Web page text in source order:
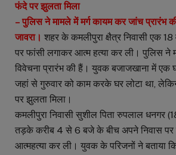
फंदे पर झुलता मिला
– पुलिस ने मामले में मर्ग कायम कर जांच प्रारंभ
जावरा। शहर के कमलीपुरा क्षैत्र निवासी एक
पर फांसी लगाकर आत्म हत्या कर ली। पुलिस ने
विवेचना प्रारंभ की हैं। युवक बजाजखाना में एक
जहां से गुरुवार को काम करके घर लोटा था,
पर झुलता मिला।
कमलीपुरा निवासी सुशील पिता रुपलाल धनगर
तड़के करीब 4 से 6 बजे के बीच अपने निवास पर
आत्महत्या कर ली। युवक के परिजनों ने बताया